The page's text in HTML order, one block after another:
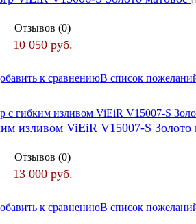
Отзывов (0)
10 050 руб.
к сравнениюВ список
изливом ViEiR V15007-S Золото
Отзывов (0)
13 000 руб.
к сравнениюВ список